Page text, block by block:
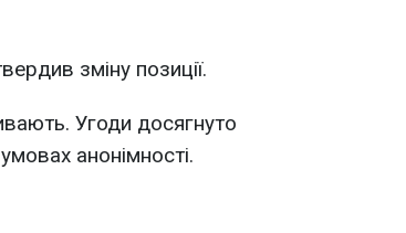
зміну позиції.
Угоди досягнуто
анонімності.